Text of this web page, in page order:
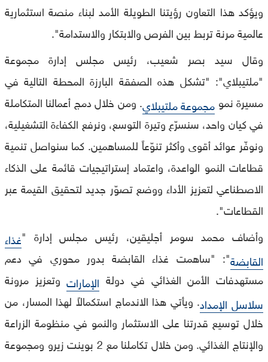
ويؤكد هذا التعاون رؤيتنا الطويلة الأمد لبناء منصة استثمارية
عالمية مرنة تربط بين الفرص والابتكار والاستدامة".
وقال سيد بصر شعيب، رئيس مجلس إدارة مجموعة
"ملتيبلاي": "تشكل هذه الصفقة البارزة المحطة التالية في
مسيرة نمو مجموعة ملتيبلاي. ومن خلال دمج أعمالنا المتكاملة
في كيان واحد، سنسرّع وتيرة التوسع، ونرفع الكفاءة التشغيلية،
ونوفّر عوائد أقوى وأكثر تنوّعاً للمساهمين. كما سنواصل تنمية
قطاعات النمو الواعدة، واعتماد إستراتيجيات قائمة على الذكاء
الاصطناعي لتعزيز الأداء ووضع تصوّر جديد لتحقيق القيمة عبر
القطاعات".
وأضاف محمد سومر أجليقين، رئيس مجلس إدارة "غذاء
القابضة": "ساهمت غذاء القابضة بدور محوري في دعم
مستهدفات الأمن الغذائي في دولة الإمارات وتعزيز مرونة
سلاسل الإمداد. ويأتي هذا الاندماج استكمالاً لهذا المسار، من
خلال توسيع قدرتنا على الاستثمار والنمو في منظومة الزراعة
والإنتاج الغذائي. ومن خلال تكاملنا مع 2 بوينت زيرو ومجموعة